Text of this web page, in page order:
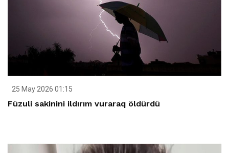
25 May 2026 01:15
Füzuli sakinini ildırım vuraraq öldürdü